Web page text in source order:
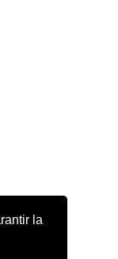
la